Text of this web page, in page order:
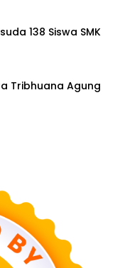
138 Siswa SMK
Tribhuana Agung